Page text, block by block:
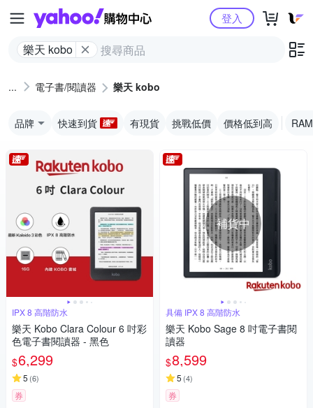
Yahoo購物中心
樂天 kobo
登入
電子書/閱讀器 樂天 kobo
品牌 快速到貨 有現貨 挑戰低價 價格低到高 RAM
IPX 8 高階防水
樂天 Kobo Clara Colour 6 吋彩
色電子書閱讀器 - 黑色
$6,299
5 (6)
券
補貨中
具備 IPX 8 高階防水
樂天 Kobo Sage 8 吋電子書閱
讀器
$8,599
5 (4)
券